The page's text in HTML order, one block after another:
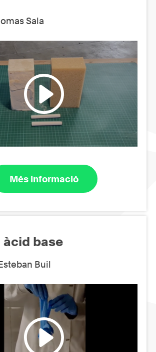
Sala
Més informació
àcid base
Buil